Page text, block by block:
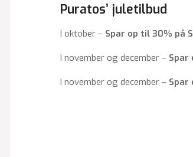
Puratos’ juletilbud
I oktober – Spar op til 30% på
I november og december – Spar
I november og december – Spar